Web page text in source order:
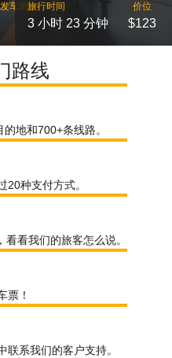
车班次旅行时间
3 小时 23 分钟
价位
$123
路线
地和700+条线路。
20种支付方式。
，看看我们的旅客怎么说。
票！
联系我们的客户支持。